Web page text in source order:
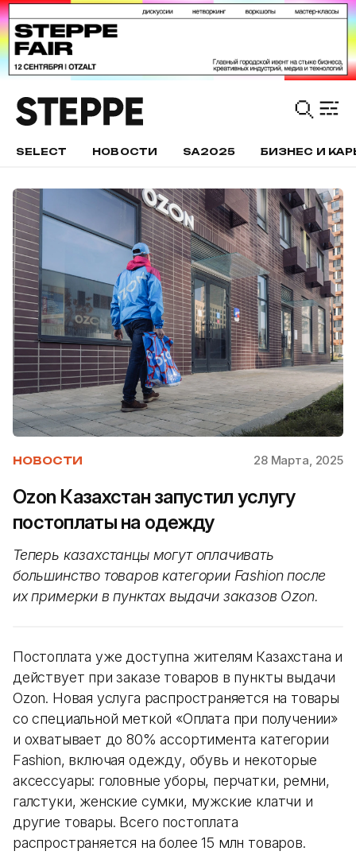
SELECT НОВОСТИ SA2025 БИЗНЕС И
НОВОСТИ 28 Марта, 2025
Ozon Казахстан запустил услугу
постоплаты на одежду
Теперь казахстанцы могут оплачивать
большинство товаров категории Fashion после
их примерки в пунктах выдачи заказов Ozon.
Постоплата уже доступна жителям Казахстана и
действует при заказе товаров в пункты выдачи
Ozon. Новая услуга распространяется на товары
со специальной меткой «Оплата при получении»
и охватывает до 80% ассортимента категории
Fashion, включая одежду, обувь и некоторые
аксессуары: головные уборы, перчатки, ремни,
галстуки, женские сумки, мужские клатчи и
другие товары. Всего постоплата
распространяется на более 15 млн товаров.